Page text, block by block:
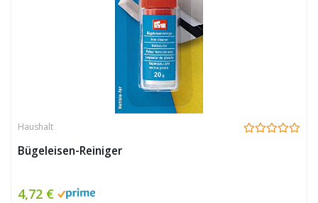
Haushalt
Bügeleisen-Reiniger
4,72 €